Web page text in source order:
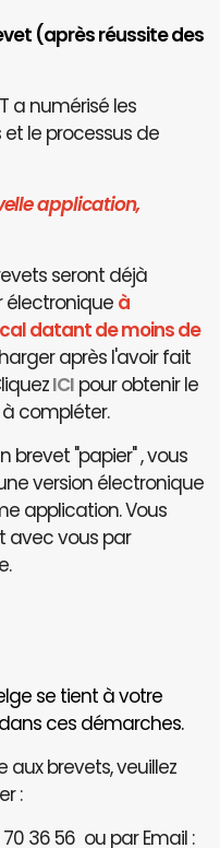
(après réussite des
a numérisé les
le processus de
application,
seront déjà
électronique à
datant de moins de
après l'avoir fait
ICI pour obtenir le
compléter.
brevet "papier" , vous
version électronique
application. Vous
avec vous par
se tient à votre
ces démarches.
brevets, veuillez
:
36 56 ou par Email :